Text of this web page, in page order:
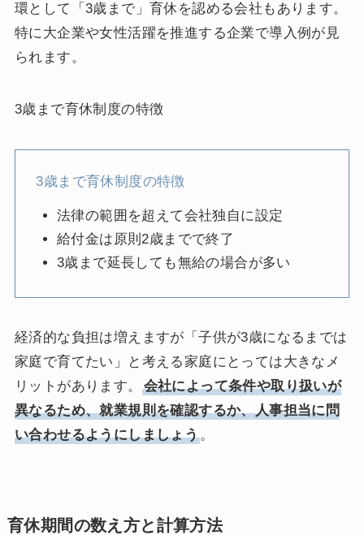
環として「3歳まで」育休を認める会社もあります。
特に大企業や女性活躍を推進する企業で導入例が見
られます。
3歳まで育休制度の特徴
3歳まで育休制度の特徴
法律の範囲を超えて会社独自に設定
給付金は原則2歳までで終了
3歳まで延長しても無給の場合が多い
経済的な負担は増えますが「子供が3歳になるまでは
家庭で育てたい」と考える家庭にとっては大きなメ
リットがあります。
会社によって条件や取り扱いが
異なるため、就業規則を確認するか、人事担当に問
い合わせるようにしましょう。
育休期間の数え方と計算方法